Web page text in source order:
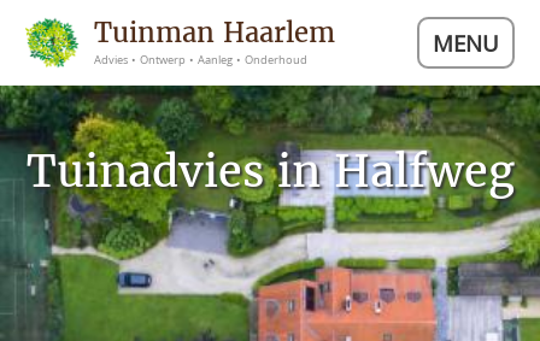
Tuinman Haarlem
Advies • Ontwerp • Aanleg • Onderhoud MENU
Tuinadvies in Halfweg